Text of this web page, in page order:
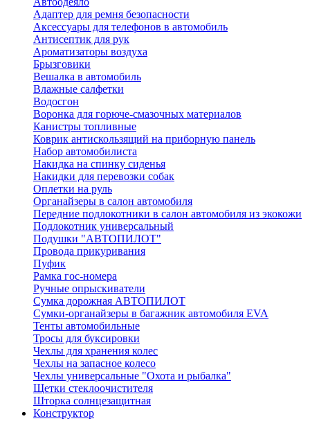
Адаптер для ремня безопасности
Аксессуары для телефонов в автомобиль
Антисептик для рук
Ароматизаторы воздуха
Брызговики
Вешалка в автомобиль
Влажные салфетки
Водосгон
Воронка для горюче-смазочных материалов
Канистры топливные
Коврик антискользящий на приборную панель
Набор автомобилиста
Накидка на спинку сиденья
Накидки для перевозки собак
Оплетки на руль
Органайзеры в салон автомобиля
Передние подлокотники в салон автомобиля из экокожи
Подлокотник универсальный
Подушки "АВТОПИЛОТ"
Провода прикуривания
Пуфик
Рамка гос-номера
Ручные опрыскиватели
Сумка дорожная АВТОПИЛОТ
Сумки-органайзеры в багажник автомобиля EVA
Тенты автомобильные
Тросы для буксировки
Чехлы для хранения колес
Чехлы на запасное колесо
Чехлы универсальные "Охота и рыбалка"
Щетки стеклоочистителя
Шторка солнцезащитная
Конструктор